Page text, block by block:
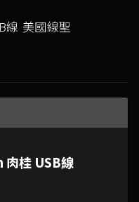
美國線聖
桂 USB線